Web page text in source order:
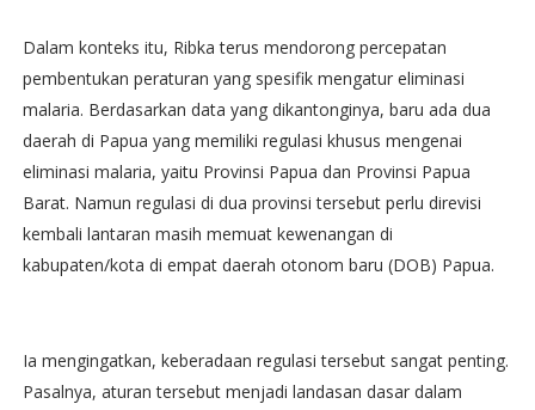
Dalam konteks itu, Ribka terus mendorong percepatan
pembentukan peraturan yang spesifik mengatur eliminasi
malaria. Berdasarkan data yang dikantonginya, baru ada dua
daerah di Papua yang memiliki regulasi khusus mengenai
eliminasi malaria, yaitu Provinsi Papua dan Provinsi Papua
Barat. Namun regulasi di dua provinsi tersebut perlu direvisi
kembali lantaran masih memuat kewenangan di
kabupaten/kota di empat daerah otonom baru (DOB) Papua.
Ia mengingatkan, keberadaan regulasi tersebut sangat penting.
Pasalnya, aturan tersebut menjadi landasan dasar dalam